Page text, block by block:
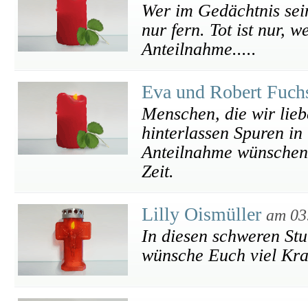
Wer im Gedächtnis
nur fern. Tot ist nur,
Anteilnahme.....
Eva und Robert
Menschen, die wir
hinterlassen Spuren
Anteilnahme
Zeit.
Lilly Oismüller am
In diesen schweren
wünsche Euch viel